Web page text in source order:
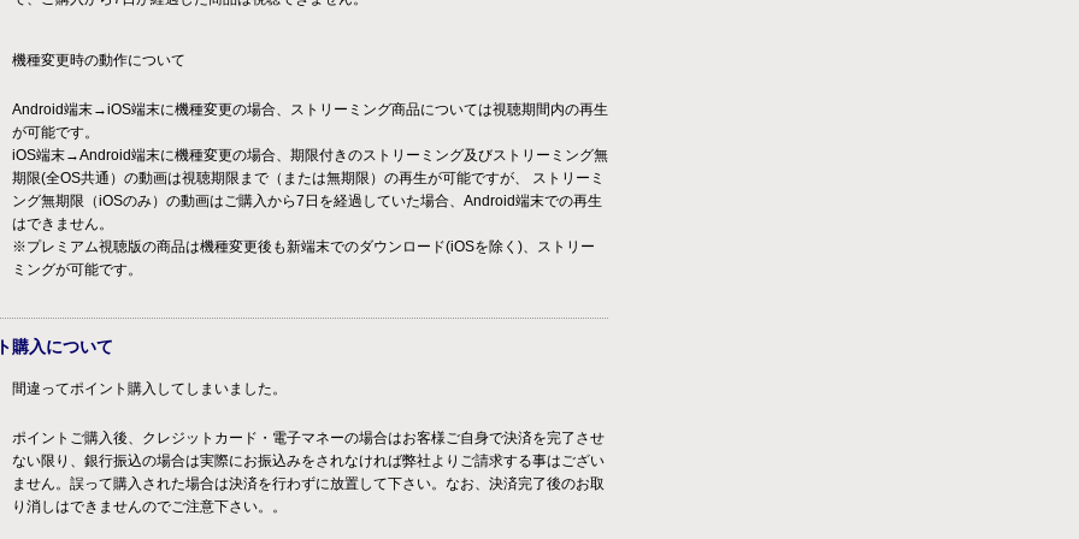
機種変更時の動作について
Android端末→iOS端末に機種変更の場合、ストリーミング商品については視聴期間内の再生
が可能です。
iOS端末→Android端末に機種変更の場合、期限付きのストリーミング及びストリーミング無
期限(全OS共通）の動画は視聴期限まで（または無期限）の再生が可能ですが、 ストリーミ
ング無期限（iOSのみ）の動画はご購入から7日を経過していた場合、Android端末での再生
はできません。
※プレミアム視聴版の商品は機種変更後も新端末でのダウンロード(iOSを除く)、ストリー
ミングが可能です。
購入について
間違ってポイント購入してしまいました。
ポイントご購入後、クレジットカード・電子マネーの場合はお客様ご自身で決済を完了させ
ない限り、銀行振込の場合は実際にお振込みをされなければ弊社よりご請求する事はござい
ません。誤って購入された場合は決済を行わずに放置して下さい。なお、決済完了後のお取
り消しはできませんのでご注意下さい。。